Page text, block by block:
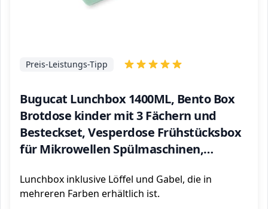
Bugucat Lunchbox 1400ML, Bento Box
Brotdose kinder mit 3 Fächern und
Besteckset, Vesperdose Frühstücksbox
für Mikrowellen Spülmaschinen,
Erwachsene BPA-Freie Grün
Preis-Leistungs-Tipp
Lunchbox inklusive Löffel und Gabel, die in
mehreren Farben erhältlich ist.